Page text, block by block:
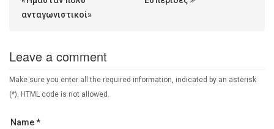
ανταγωνιστικοί»
Leave a comment
Make sure you enter all the required information, indicated by an asterisk
(*). HTML code is not allowed.
Name *